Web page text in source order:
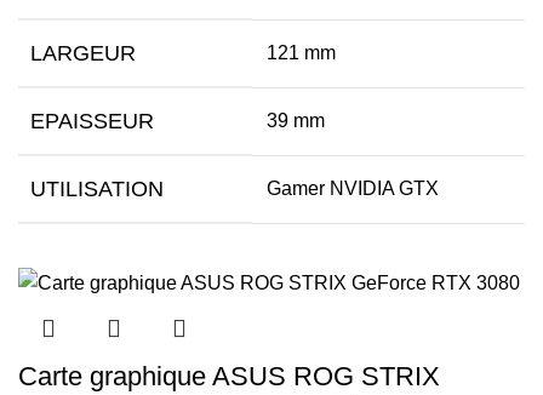
LARGEUR 121 mm
EPAISSEUR 39 mm
UTILISATION Gamer NVIDIA GTX
Carte graphique ASUS ROG STRIX